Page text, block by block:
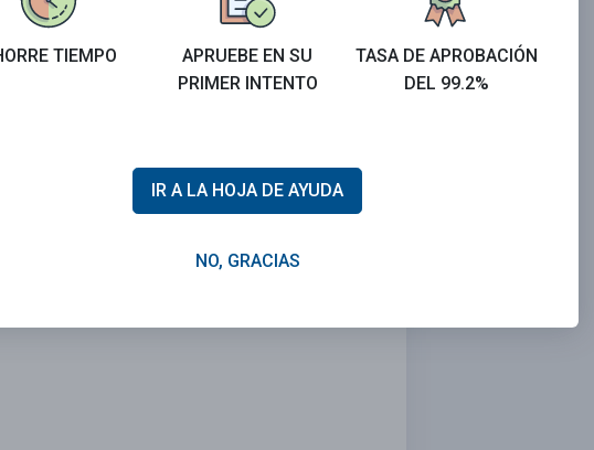
TIEMPO
APRUEBE EN SU
PRIMER INTENTO
TASA DE APROBACIÓN
DEL 99.2%
IR A LA HOJA DE AYUDA
NO, GRACIAS